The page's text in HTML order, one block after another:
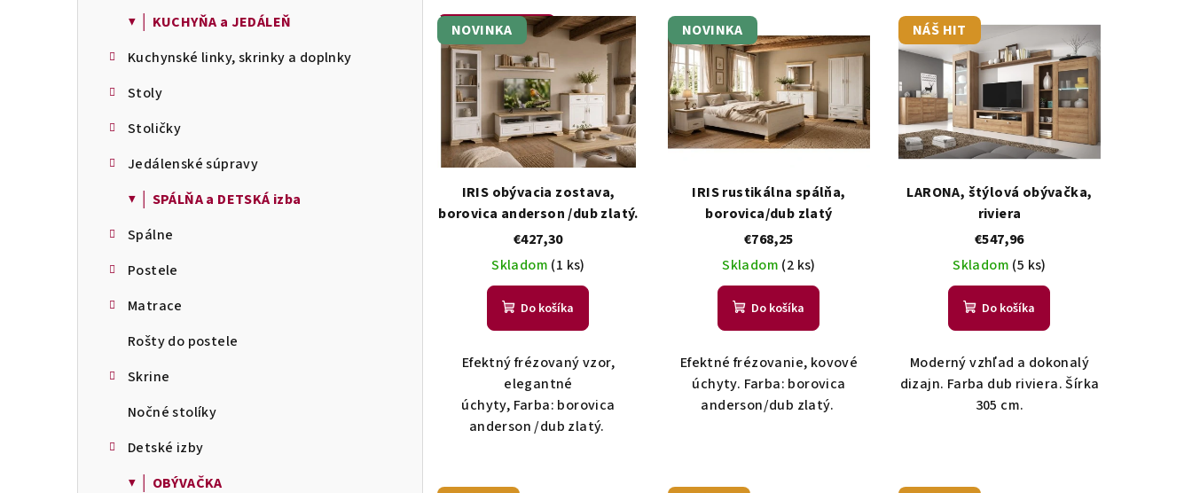
▼ │ KUCHYŇA a JEDÁLEŇ
Kuchynské linky, skrinky a doplnky
Stoly
Stoličky
Jedálenské súpravy
▼ │ SPÁLŇA a DETSKÁ izba
Spálne
Postele
Matrace
Rošty do postele
Skrine
Nočné stolíky
Detské izby
▼ │ OBÝVAČKA
i
e
u
k
o
Otvoriť filter
V
ý
p
r
u
NOVINKA
IRIS obývacia zostava,
borovica anderson /dub zlatý.
€427,30
Skladom (1 ks)
Do košíka
Efektný frézovaný vzor,
elegantné
úchyty, Farba: borovica
anderson /dub zlatý.
NOVINKA
IRIS rustikálna spálňa,
borovica/dub zlatý
€768,25
Skladom (2 ks)
Do košíka
Efektné frézovanie, kovové
úchyty. Farba: borovica
anderson/dub zlatý.
NÁŠ HIT
LARONA, štýlová obývačka,
riviera
€547,96
Skladom (5 ks)
Do košíka
Moderný vzhľad a dokonalý
dizajn. Farba dub riviera. Šírka
305 cm.